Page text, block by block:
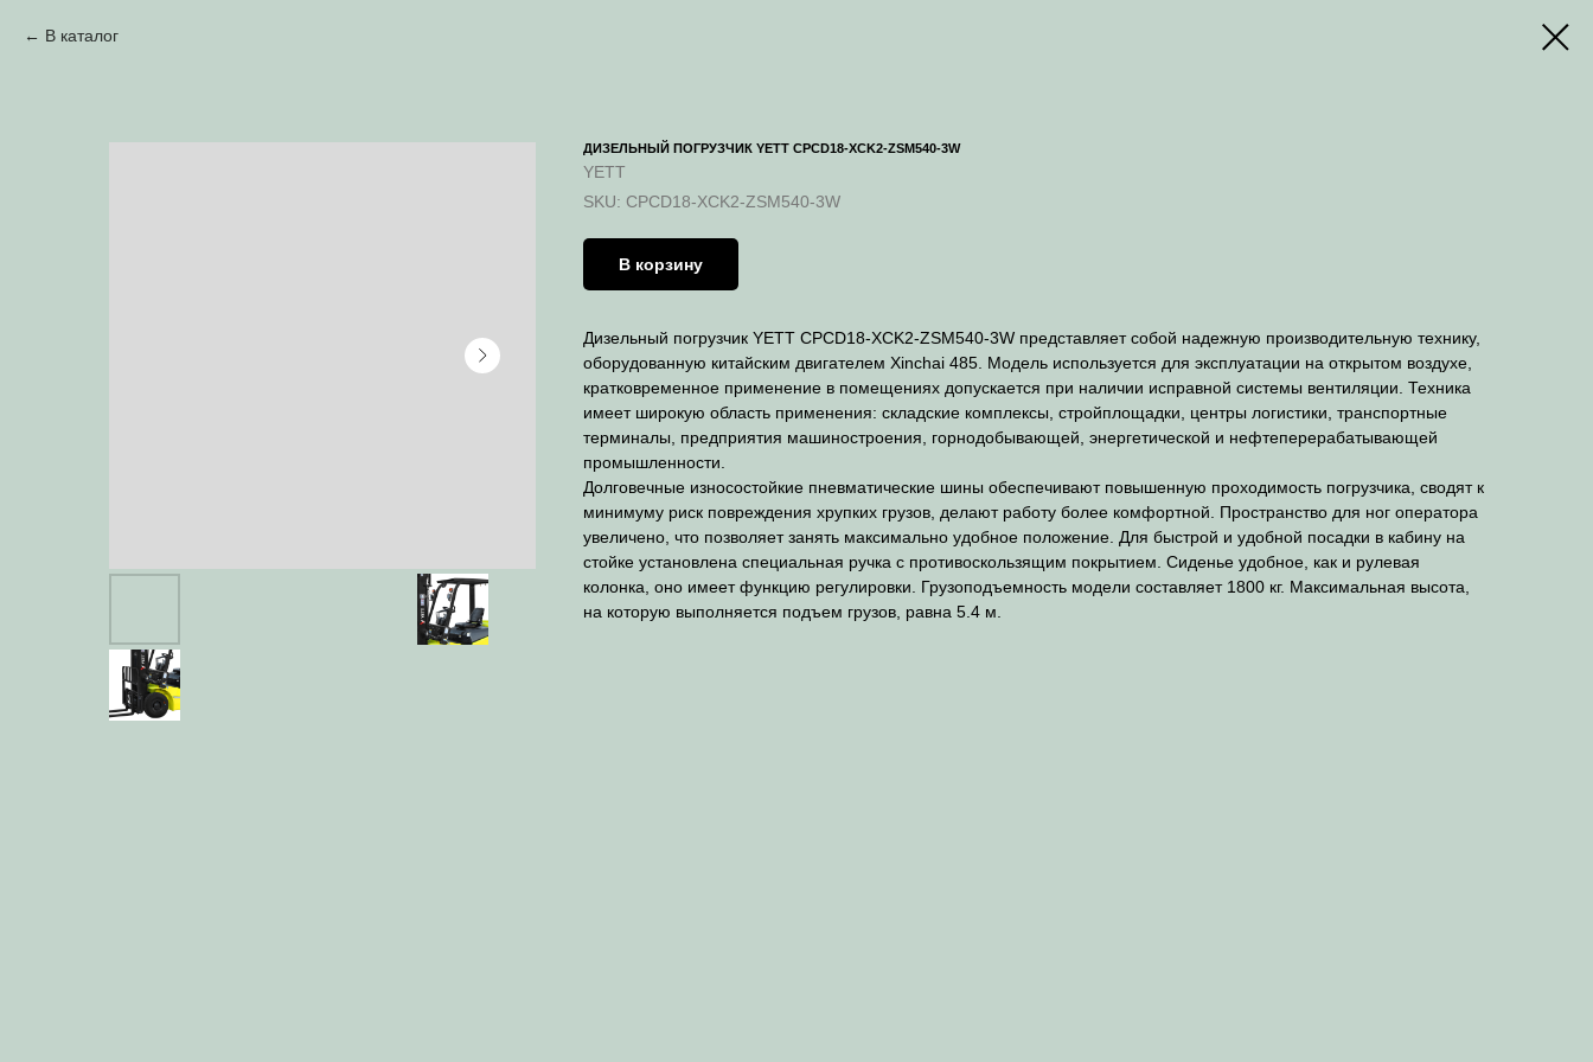
В каталог
ДИЗЕЛЬНЫЙ ПОГРУЗЧИК YETT CPCD18-XCK2-ZSM540-3W
YETT
SKU: CPCD18-XCK2-ZSM540-3W
В корзину
Дизельный погрузчик YETT CPCD18-XCK2-ZSM540-3W представляет собой надежную производительную технику,
оборудованную китайским двигателем Xinchai 485. Модель используется для эксплуатации на открытом воздухе,
кратковременное применение в помещениях допускается при наличии исправной системы вентиляции. Техника
имеет широкую область применения: складские комплексы, стройплощадки, центры логистики, транспортные
терминалы, предприятия машиностроения, горнодобывающей, энергетической и нефтеперерабатывающей
промышленности.
Долговечные износостойкие пневматические шины обеспечивают повышенную проходимость погрузчика, сводят к
минимуму риск повреждения хрупких грузов, делают работу более комфортной. Пространство для ног оператора
увеличено, что позволяет занять максимально удобное положение. Для быстрой и удобной посадки в кабину на
стойке установлена специальная ручка с противоскользящим покрытием. Сиденье удобное, как и рулевая
колонка, оно имеет функцию регулировки. Грузоподъемность модели составляет 1800 кг. Максимальная высота,
на которую выполняется подъем грузов, равна 5.4 м.